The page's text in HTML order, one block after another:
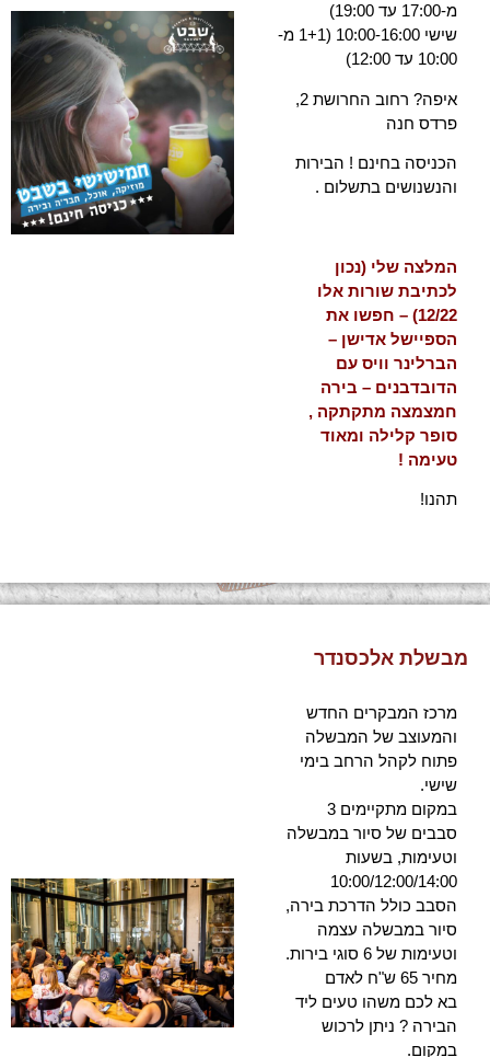
מ-17:00 עד 19:00)
שישי 10:00-16:00 (1+1 מ-
10:00 עד 12:00)
איפה? רחוב החרושת 2,
פרדס חנה
הכניסה בחינם ! הבירות
והנשנושים בתשלום .
המלצה שלי (נכון
לכתיבת שורות אלו
12/22) – חפשו את
הספיישל אדישן –
הברלינר וויס עם
הדובדבנים – בירה
חמצמצה מתקתקה ,
סופר קלילה ומאוד
טעימה !
תהנו!
מבשלת אלכסנדר
מרכז המבקרים החדש
והמעוצב של המבשלה
פתוח לקהל הרחב בימי
שישי.
במקום מתקיימים 3
סבבים של סיור במבשלה
וטעימות, בשעות
10:00/12:00/14:00
הסבב כולל הדרכת בירה,
סיור במבשלה עצמה
וטעימות של 6 סוגי בירות.
מחיר 65 ש"ח לאדם
בא לכם משהו טעים ליד
הבירה ? ניתן לרכוש
במקום.